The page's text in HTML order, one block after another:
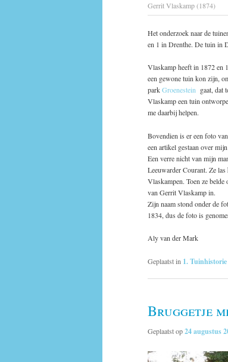
Gerrit Vlaskamp (1874)
Het onderzoek naar de
en 1 in Drenthe. De tuin in
Vlaskamp heeft in 1872 en
een gewone tuin kon zijn,
parkGroenestein gaat, dat
Vlaskamp een tuin
me daarbij helpen.
Bovendien is er een foto
een artikel gestaan over
Een verre nicht van mijn
Leeuwarder Courant. Ze
Vlaskampen. Toen ze
van Gerrit Vlaskamp in.
Zijn naam stond onder de
1834, dus de foto is
Aly van der Mark
Geplaatst in 1. Tuinhistorie
Bruggetje
Geplaatst op24 augustus